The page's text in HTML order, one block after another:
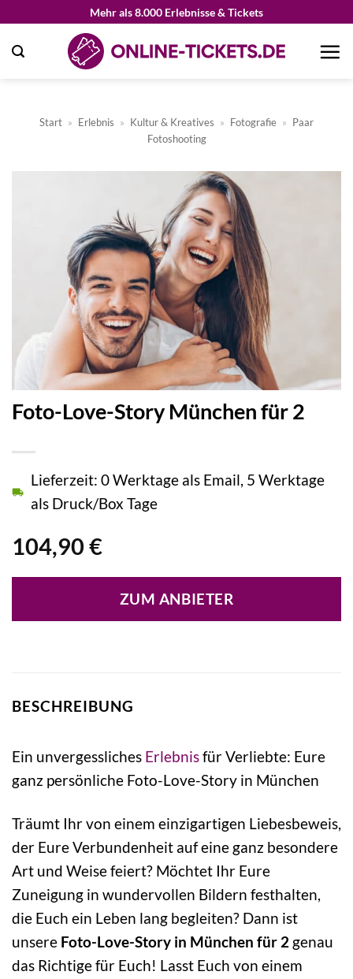
springen
Mehr als 8.000 Erlebnisse & Tickets
Start » Erlebnis » Kultur & Kreatives » Fotografie » Paar
Fotoshooting
Foto-Love-Story München für 2
104,90 €
Lieferzeit: 0 Werktage als Email, 5 Werktage
als Druck/Box Tage
ZUM ANBIETER
BESCHREIBUNG
Ein unvergessliches Erlebnisfür Verliebte: Eure
ganz persönliche Foto-Love-Story in München
Träumt Ihr von einem einzigartigen Liebesbeweis,
der Eure Verbundenheit auf eine ganz besondere
Art und Weise feiert? Möchtet Ihr Eure
Zuneigung in wundervollen Bildern festhalten,
die Euch ein Leben lang begleiten? Dann ist
unsere Foto-Love-Story in München für 2 genau
das Richtige für Euch! Lasst Euch von einem